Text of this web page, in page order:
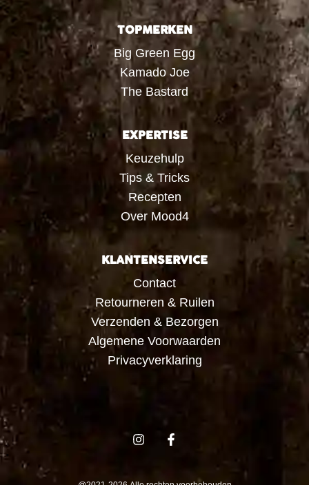
TOPMERKEN
Big Green Egg
Kamado Joe
The Bastard
EXPERTISE
Keuzehulp
Tips & Tricks
Recepten
Over Mood4
KLANTENSERVICE
Contact
Retourneren & Ruilen
Verzenden & Bezorgen
Algemene Voorwaarden
Privacyverklaring